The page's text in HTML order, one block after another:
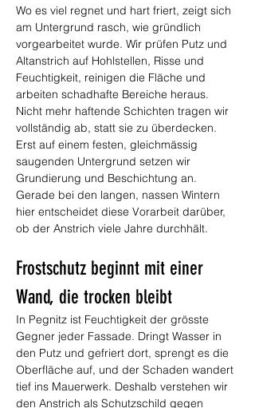
Wo es viel regnet und hart friert, zeigt sich
am Untergrund rasch, wie gründlich
vorgearbeitet wurde. Wir prüfen Putz und
Altanstrich auf Hohlstellen, Risse und
Feuchtigkeit, reinigen die Fläche und
arbeiten schadhafte Bereiche heraus.
Nicht mehr haftende Schichten tragen wir
vollständig ab, statt sie zu überdecken.
Erst auf einem festen, gleichmässig
saugenden Untergrund setzen wir
Grundierung und Beschichtung an.
Gerade bei den langen, nassen Wintern
hier entscheidet diese Vorarbeit darüber,
ob der Anstrich viele Jahre durchhält.
Frostschutz beginnt mit einer
Wand, die trocken bleibt
In Pegnitz ist Feuchtigkeit der grösste
Gegner jeder Fassade. Dringt Wasser in
den Putz und gefriert dort, sprengt es die
Oberfläche auf, und der Schaden wandert
tief ins Mauerwerk. Deshalb verstehen wir
den Anstrich als Schutzschild gegen